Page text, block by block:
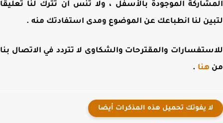
الموجودة بالأسفل ، ولا تنس أن تترك لنا تعليقاً
لنا انطباعك عن الموضوع ومدى استفادتك منه .
والمقترحات والشكاوى لا تتردد في الاتصال بنا
هنا.
لا يفوتك تحميل هذه المذكرات أيضا